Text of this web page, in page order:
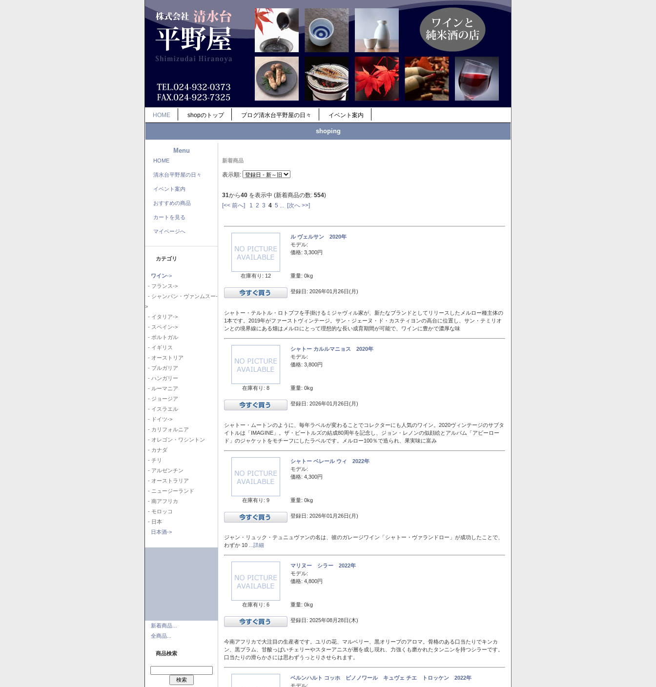
HOME shopのトップ ブログ清水台平野屋の日々 イベント案内
shoping
Menu
HOME
清水台平野屋の日々
イベント案内
おすすめの商品
カートを見る
マイページへ
カテゴリ
ワイン->
- フランス->
- シャンパン・ヴァンムスー-
>
- イタリア->
- スペイン->
- ポルトガル
- イギリス
- オーストリア
- ブルガリア
- ハンガリー
- ルーマニア
- ジョージア
- イスラエル
- ドイツ->
- カリフォルニア
- オレゴン・ワシントン
- カナダ
- チリ
- アルゼンチン
- オーストラリア
- ニュージーランド
- 南アフリカ
- モロッコ
- 日本
日本酒->
新着商品...
全商品...
商品検索
新着商品
表示順:
31から40 を表示中 (新着商品の数: 554)
[<< 前へ]
1 2 3 4 5 [次へ >>]
在庫有り: 12
ル ヴェルサン 2020年
モデル:
価格: 3,300円
重量: 0kg
登録日: 2026年01月26日(月)
シャトー・テルトル・ロトブフを手掛けるミジャヴィル家が、新たなブランドとしてリリースしたメルロー種主体の
1本です。2019年がファーストヴィンテージ。サン・ジェーヌ・ド・カスティヨンの高台に位置し、サン・テミリオ
ンとの境界線にある畑はメルロにとって理想的な長い成育期間が可能で、ワインに豊かで濃厚な味
在庫有り: 8
シャトー カルルマニョス 2020年
モデル:
価格: 3,800円
重量: 0kg
登録日: 2026年01月26日(月)
シャトー・ムートンのように、毎年ラベルが変わることでコレクターにも人気のワイン。2020ヴィンテージのサブタ
イトルは「IMAGINE」。ザ・ビートルズの結成80周年を記念し、ジョン・レノンの似顔絵とアルバム「アビーロー
ド」のジャケットをモチーフにしたラベルです。メルロー100％で造られ、果実味に富み
在庫有り: 9
シャトー ベレール ウィ 2022年
モデル:
価格: 4,300円
重量: 0kg
登録日: 2026年01月26日(月)
ジャン・リュック・テュニュヴァンの名は、彼のガレージワイン「シャトー・ヴァランドロー」が成功したことで、
わずか 10 ...詳細
在庫有り: 6
マリヌー シラー 2022年
モデル:
価格: 4,800円
重量: 0kg
登録日: 2025年08月28日(木)
今南アフリカで大注目の生産者です。ユリの花、マルベリー、黒オリーブのアロマ。骨格のある口当たりでキンカ
ン、黒プラム、甘酸っぱいチェリーやスターアニスが層を成し現れ、力強くも磨かれたタンニンを持つシラーです。
口当たりの滑らかさには思わずうっとりさせられます。
ベルンハルト コッホ ピノノワール キュヴェ チエ トロッケン 2022年
モデル: